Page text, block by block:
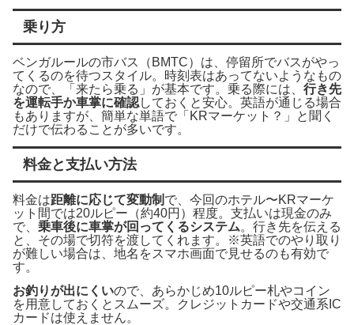
乗り方
ベンガルールの市バス（BMTC）は、停留所でバスがやっ
てくるのを待つスタイル。時刻表はあってないようなもの
なので、「来たら乗る」が基本です。乗る際には、 行き先
を運転手か車掌に確認しておくと安心。英語が通じる場合
もありますが、簡単な単語で「KRマーケット？」と聞く
だけで伝わることが多いです。
料金と支払い方法
料金は距離に応じて変動制 で、今回のホテル〜KRマーケ
ット間では20ルピー（約40円）程度。支払いは現金のみ
で、 乗車後に車掌が回ってくるシステム。行き先を伝える
と、その場で切符を渡してくれます。※英語でのやり取り
が難しい場合は、地名をスマホ画面で見せるのも有効で
す。
お釣りが出にくいので、あらかじめ10ルピー札やコイン
を用意しておくとスムーズ。クレジットカードや交通系IC
カードは使えません。